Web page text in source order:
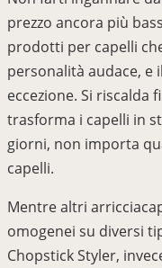
prezzo ancora più
prodotti per capelli
personalità audace, e
eccezione. Si riscalda
trasforma i capelli in
giorni, non importa
capelli.
Mentre altri
omogenei su diversi
Chopstick Styler,